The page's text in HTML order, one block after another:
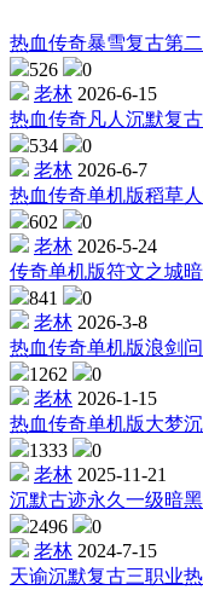
热血传奇暴雪复古第
526
0
老林 2026-6-15
热血传奇凡人沉默复
534
0
老林 2026-6-7
热血传奇单机版稻草
602
0
老林 2026-5-24
传奇单机版符文之城
841
0
老林 2026-3-8
热血传奇单机版浪剑
1262
0
老林 2026-1-15
热血传奇单机版大梦
1333
0
老林 2025-11-21
沉默古迹永久一级暗
2496
0
老林 2024-7-15
天谕沉默复古三职业